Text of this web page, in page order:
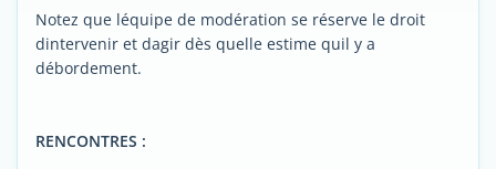
Notez que léquipe de modération se réserve le droit
dintervenir et dagir dès quelle estime quil y a
débordement.
RENCONTRES :